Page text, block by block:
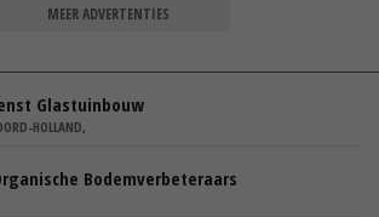
MEER ADVERTENTIES
Glastuinbouw
HOLLAND,
Bodemverbeteraars